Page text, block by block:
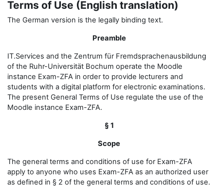
Terms of Use (English translation)
The German version is the legally binding text.
Preamble
IT.Services and the Zentrum für Fremdsprachenausbildung
of the Ruhr-Universität Bochum operate the Moodle
instance Exam-ZFA in order to provide lecturers and
students with a digital platform for electronic examinations.
The present General Terms of Use regulate the use of the
Moodle instance Exam-ZFA.
§ 1
Scope
The general terms and conditions of use for Exam-ZFA
apply to anyone who uses Exam-ZFA as an authorized user
as defined in § 2 of the general terms and conditions of use.